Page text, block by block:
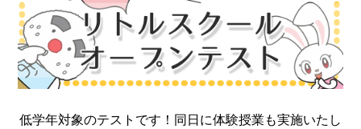
低学年対象のテストです！同日に体験授業も実施いたし